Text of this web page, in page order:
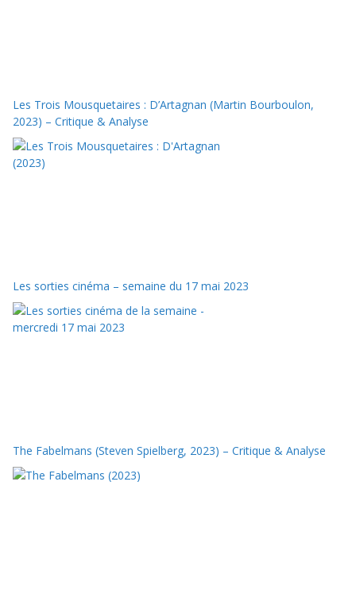
Les Trois Mousquetaires : D’Artagnan (Martin Bourboulon,
2023) – Critique & Analyse
Les sorties cinéma – semaine du 17 mai 2023
The Fabelmans (Steven Spielberg, 2023) – Critique & Analyse